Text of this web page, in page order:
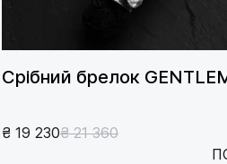
Срібний брелок
₴ 19 230₴ 21 360